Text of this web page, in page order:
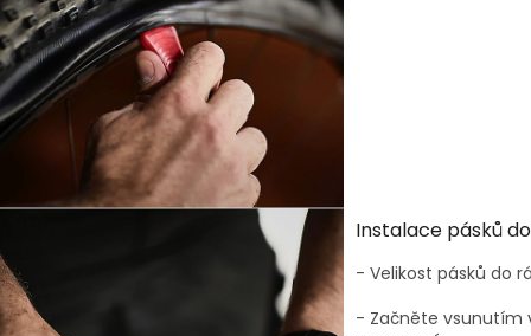
Instalace pásků
- Velikost pásků do
- Začněte vsunutím